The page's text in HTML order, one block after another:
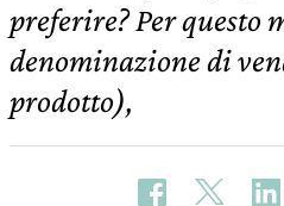
preferire? Per questo
denominazione di
prodotto),